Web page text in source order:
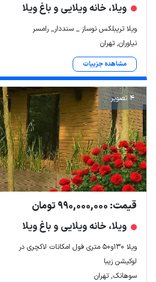
ویلا، خانه ویلایی و باغ ویلا
ویلا تریبلکس نوساز _ سنددار_ رامسر
نیاوران, تهران
مشاهده جزییات
4 تصویر
قیمت: 990,000,000 تومان
ویلا، خانه ویلایی و باغ ویلا
ویلا ۱۳۰و۵۰ متری فول امکانات لاکچری در
لوکیشن زیبا
سوهانک, تهران